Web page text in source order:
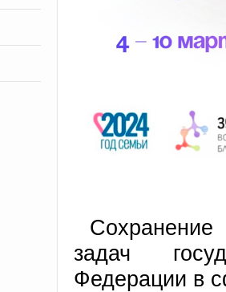
задач
Федерации в